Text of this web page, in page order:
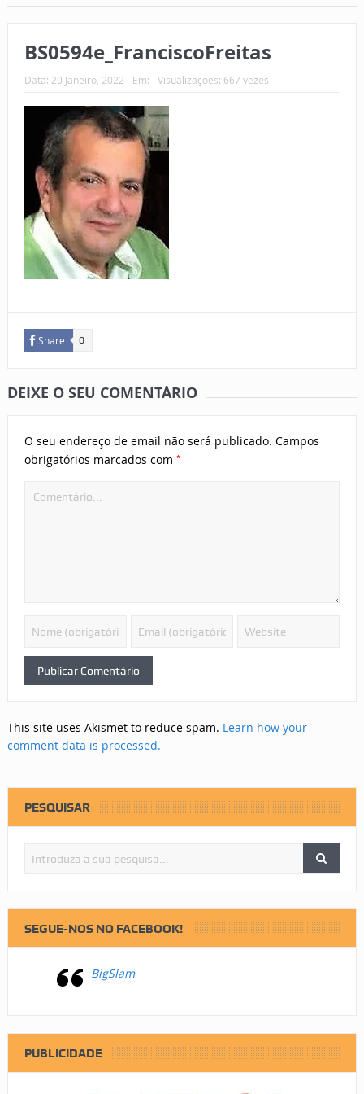
BS0594e_FranciscoFreitas
Data: 20 Janeiro, 2022 Em: Visualizações: 667 vezes
Share 0
DEIXE O SEU COMENTÁRIO
O seu endereço de email não será publicado. Campos
obrigatórios marcados com *
This site uses Akismet to reduce spam. Learn how your
comment data is processed.
PESQUISAR
SEGUE-NOS NO FACEBOOK!
BigSlam
PUBLICIDADE